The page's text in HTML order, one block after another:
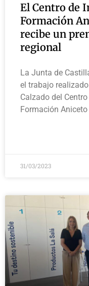
El Centro de
Formación
recibe un
regional
La Junta de
el trabajo
Calzado del
Formación
31/03/2023